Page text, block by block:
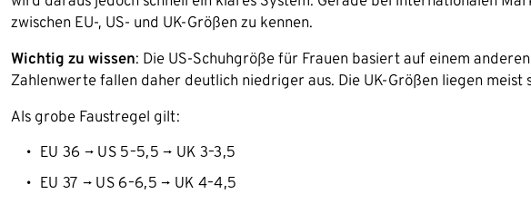
zwischen EU-, US- und UK-Größen zu kennen.
Wichtig zu wissen: Die US-Schuhgröße für Frauen basiert auf einem
Zahlenwerte fallen daher deutlich niedriger aus. Die UK-Größen liegen meist
Als grobe Faustregel gilt:
EU 36 → US 5–5,5 → UK 3–3,5
EU 37 → US 6–6,5 → UK 4–4,5